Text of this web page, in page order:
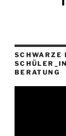
SCHWARZE
BERATUNG